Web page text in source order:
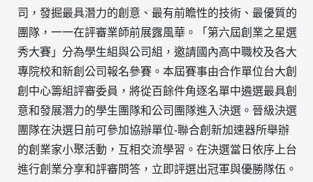
司，發掘最具潛力的創意、最有前瞻性的技術、最優質的
團隊，一一在評審業師前展露風華。「第六屆創業之星選
秀大賽」分為學生組與公司組，邀請國內高中職校及各大
專院校和新創公司報名參賽。本屆賽事由合作單位台大創
創中心籌組評審委員，將從百餘件角逐名單中遴選最具創
意和發展潛力的學生團隊和公司團隊進入決選。晉級決選
團隊在決選日前可參加協辦單位-聯合創新加速器所舉辦
的創業家小聚活動，互相交流學習。在決選當日依序上台
進行創業分享和評審問答，立即評選出冠軍與優勝隊伍。